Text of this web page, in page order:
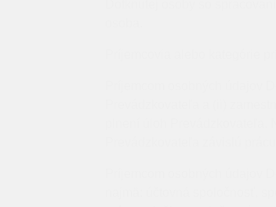
Dotknutej osoby so
Príjemcovia alebo kategórie
Príjemcom osobných údajov
Prevádzkovateľa závislú
Príjemcom osobných údajov
najmä: účtovná spoločnosť,​​